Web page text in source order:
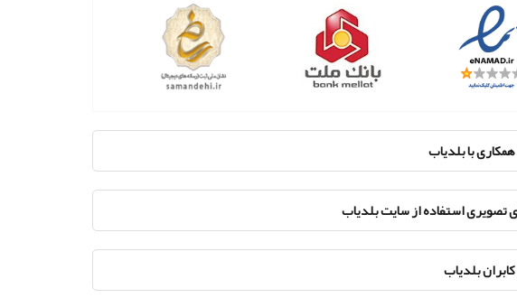
با بلدیاب
تصویری استفاده از سایت بلدیاب
بلدیاب